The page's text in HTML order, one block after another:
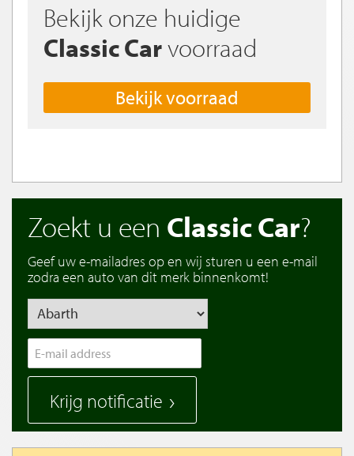
Bekijk onze huidige
Classic Carvoorraad
Bekijk voorraad
Zoekt u een Classic Car?
Geef uw e-mailadres op en wij sturen u een e-mail
zodra een auto van dit merk binnenkomt!
Krijg notificatie